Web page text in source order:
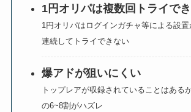
1円オリパは複数回トライで
1円オリパはログインガチャ等による設置
連続してトライできない
爆アドが狙いにくい
トップレアが収録されていることはある
の6~8割がハズレ